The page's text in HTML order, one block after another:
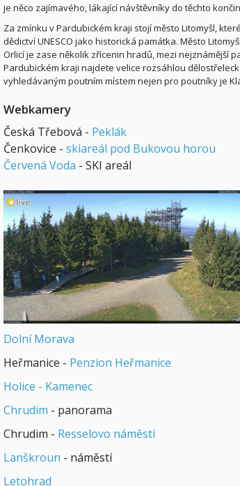
je něco zajímavého, lákající návštěvníky do těchto
Za zmínku v Pardubickém kraji stojí město Litomyšl,
dědictví UNESCO jako historická památka. Město
Orlicí je zase několik zřícenin hradů, mezi nejznámější
Pardubickém kraji najdete velice rozsáhlou
vyhledávaným poutním místem nejen pro poutníky je
Webkamery
Česká Třebová - Peklák
Čenkovice - skiareál pod Bukovou horou
Červená Voda - SKI areál
Dolní Morava
Heřmanice - Penzion Heřmanice
Holice - Kamenec
Chrudim - panorama
Chrudim - Resselovo náměstí
Lanškroun - náměstí
Letohrad